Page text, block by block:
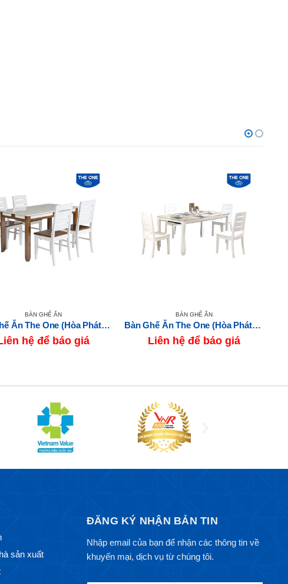
BÀN GHẾ ĂN
Bàn Ghế Ăn The One (Hòa Phát) HGB64A-HGG64
hệ để báo giá
BÀN GHẾ ĂN
Bàn Ghế Ăn The One (Hòa Phát) HGB60-HGG60
Liên hệ để báo giá
sản xuất
ĐĂNG KÝ NHẬN BẢN TIN
Nhập email của bạn để nhận các thông tin về
khuyến mại, dịch vụ từ chúng tôi.